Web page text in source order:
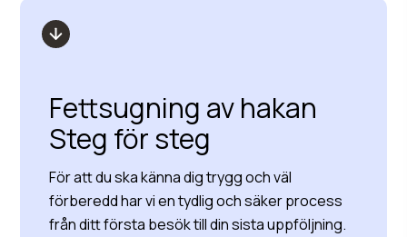
Fettsugning av hakan
Steg för steg
För att du ska känna dig trygg och väl
förberedd har vi en tydlig och säker process
från ditt första besök till din sista uppföljning.